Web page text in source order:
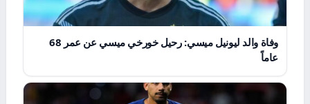
وفاة والد ليونيل ميسي: رحيل خورخي ميسي عن عمر 68
عاماً